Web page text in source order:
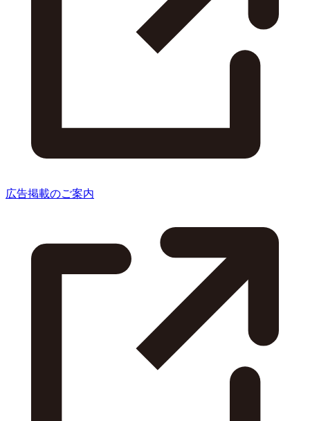
広告掲載のご案内